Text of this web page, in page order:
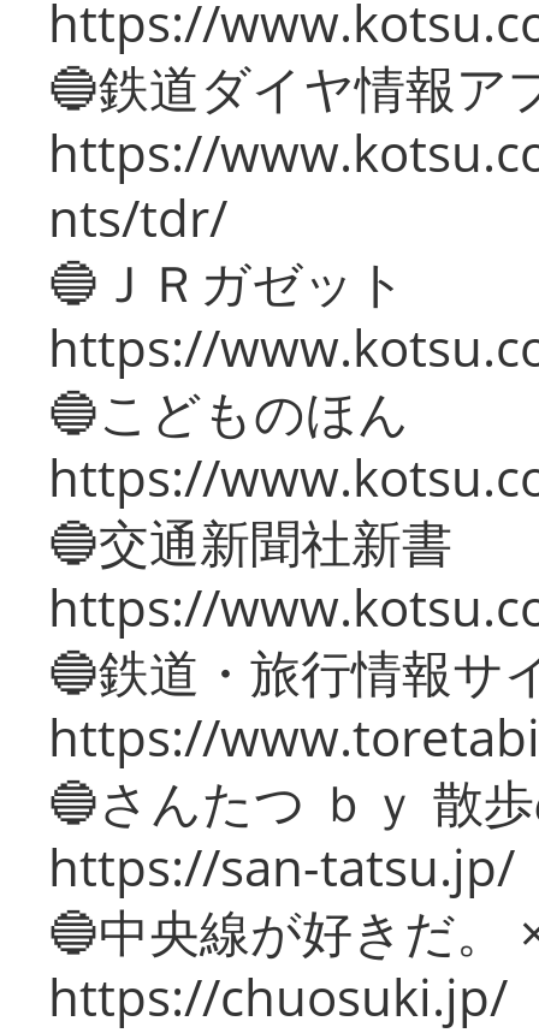
https://
🔵鉄道ダイヤ情報ア
https://
nts/tdr/
🔵ＪＲガゼット
https://
🔵こどものほん
https://
🔵交通新聞社新書
https://
🔵鉄道・旅行情報サ
https://
🔵さんたつ ｂｙ 散
https://san-tatsu.jp/
🔵中央線が好きだ。
https://chuosuki.jp/